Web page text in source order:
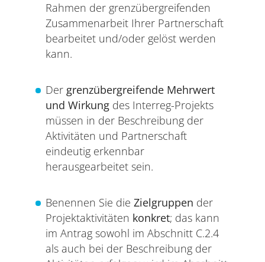
Rahmen der grenzübergreifenden
Zusammenarbeit Ihrer Partnerschaft
bearbeitet und/oder gelöst werden
kann.
Der grenzübergreifende Mehrwert
und Wirkungdes Interreg-Projekts
müssen in der Beschreibung der
Aktivitäten und Partnerschaft
eindeutig erkennbar
herausgearbeitet sein.
Benennen Sie die Zielgruppen der
Projektaktivitäten konkret; das kann
im Antrag sowohl im Abschnitt C.2.4
als auch bei der Beschreibung der